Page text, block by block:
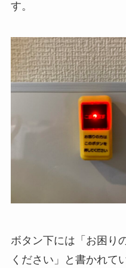
す。
ボタン下には「お困り
ください」と書かれて